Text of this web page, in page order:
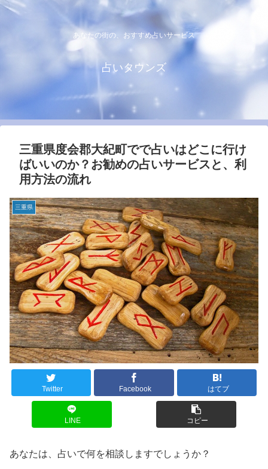
あなたの街の、おすすめ占いサービス
占いタウンズ
三重県度会郡大紀町でで占いはどこに行け
ばいいのか？お勧めの占いサービスと、利
用方法の流れ
三重県
Twitter Facebook はてブ
LINE コピー
あなたは、占いで何を相談しますでしょうか？